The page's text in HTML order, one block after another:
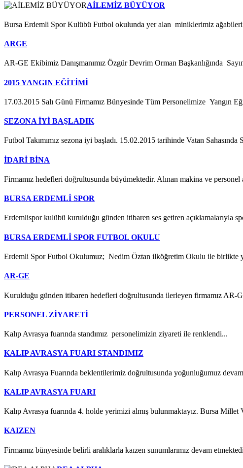
AİLEMİZ BÜYÜYOR
Bursa Erdemli Spor Kulübü Futbol okulunda yer alan miniklerimiz
ARGE
AR-GE Ekibimiz Danışmanımız Özgür Devrim Orman Başkanlığında
2015 YANGIN EĞİTİMİ
17.03.2015 Salı Günü Firmamız Bünyesinde Tüm Personelimize Yangın
SEZONA İYİ BAŞLADIK
Futbol Takımımız sezona iyi başladı. 15.02.2015 tarihinde Vatan Sahasında
İDARİ BİNA
Firmamız hedefleri doğrultusunda büyümektedir. Alınan makina ve personel
BURSA ERDEMLİ SPOR
Erdemlispor kulübü kurulduğu günden itibaren ses getiren açıklamalarıyla
BURSA ERDEMLİ SPOR FUTBOL OKULU
Erdemli Spor Futbol Okulumuz; Nedim Öztan ilköğretim Okulu ile birlikte
AR-GE
Kurulduğu günden itibaren hedefleri doğrultusunda ilerleyen firmamız AR-
PERSONEL ZİYARETİ
Kalıp Avrasya fuarında standımız personelimizin ziyareti ile
KALIP AVRASYA FUARI STANDIMIZ
Kalıp Avrasya Fuarında beklentilerimiz doğrultusunda yoğunluğumuz devam
KALIP AVRASYA FUARI
Kalıp Avrasya fuarında 4. holde yerimizi almış bulunmaktayız. Bursa
KAIZEN
Firmamız bünyesinde belirli aralıklarla kaızen sunumlarımız devam